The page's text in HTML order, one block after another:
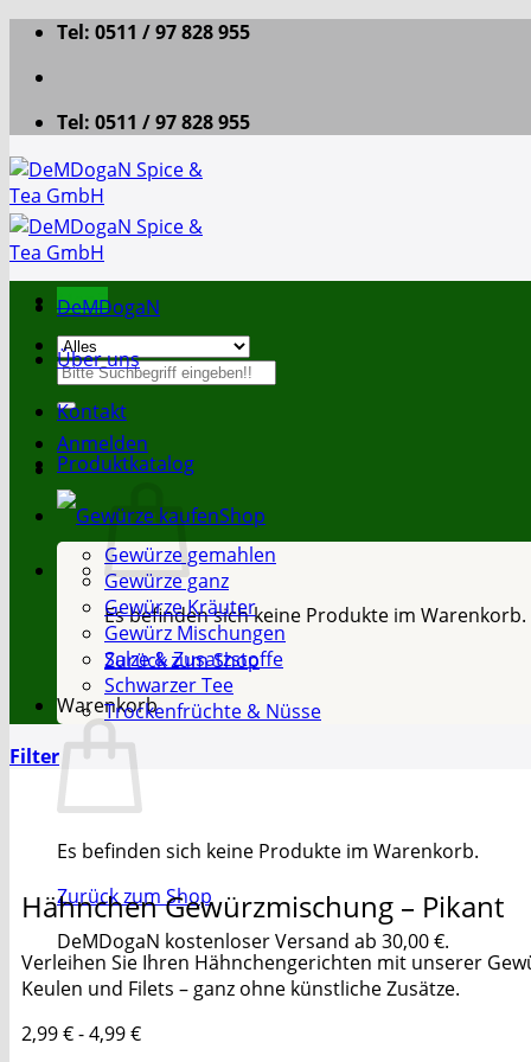
Zum
springen
Tel: 0511 / 97 828 955
Tel: 0511 / 97 828 955
Menü
Suche
nach:
Anmelden
Es befinden sich keine Produkte im Warenkorb.
Zurück zum Shop
Warenkorb
Es befinden sich keine Produkte im Warenkorb.
Zurück zum Shop
DeMDogaN kostenloser Versand ab 30,00 €.
DeMDogaN
Über uns
Kontakt
Produktkatalog
Shop
Gewürze gemahlen
Gewürze ganz
Gewürze Kräuter
Gewürz Mischungen
Salze & Zusatzstoffe
Schwarzer Tee
Trockenfrüchte & Nüsse
Filter
Hähnchen Gewürzmischung – Pikant
Verleihen Sie Ihren Hähnchengerichten mit unserer
Keulen und Filets – ganz ohne künstliche Zusätze.
2,99€-4,99€